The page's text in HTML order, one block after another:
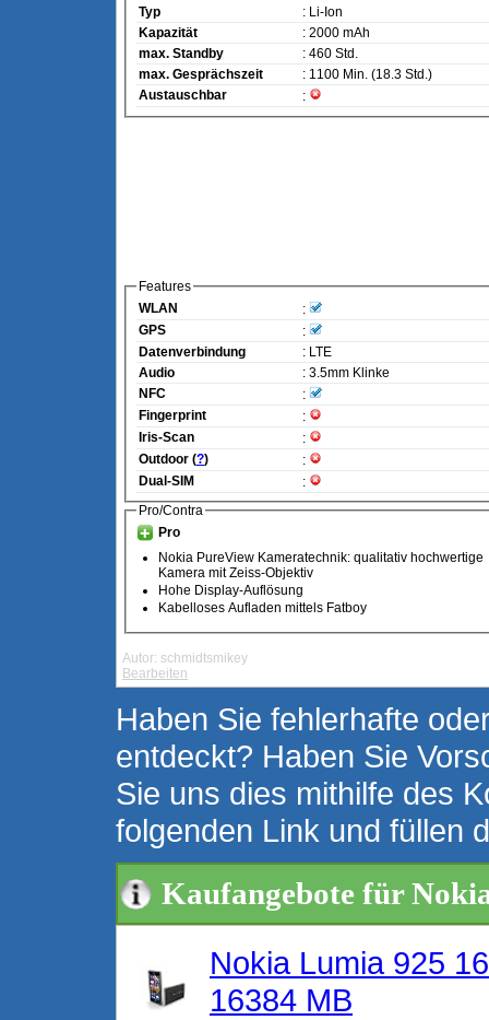
Typ
: Li-Ion
Kapazität
: 2000 mAh
max. Standby
: 460 Std.
max. Gesprächszeit
: 1100 Min. (18.3 Std.)
Austauschbar
:
Features
WLAN
:
GPS
:
Datenverbindung
: LTE
Audio
: 3.5mm Klinke
NFC
:
Fingerprint
:
Iris-Scan
:
Outdoor (?)
:
Dual-SIM
:
Pro/Contra
Pro
Nokia PureView Kameratechnik: qualitativ hochwertige
Kamera mit Zeiss-Objektiv
Hohe Display-Auflösung
Kabelloses Aufladen mittels Fatboy
Autor: schmidtsmikey
Bearbeiten
Haben Sie fehlerhafte
entdeckt? Haben Sie
Sie uns dies mithilfe des
folgenden Link und füllen
Kaufangebote für
Nokia Lumia 925
16384 MB